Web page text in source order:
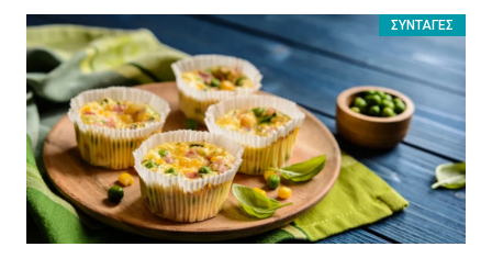
ΣΥΝΤΑΓΈΣ